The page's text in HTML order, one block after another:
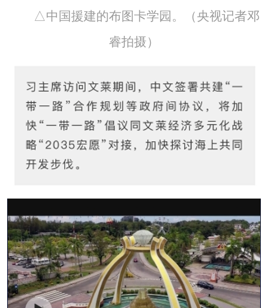
△中国援建的布图卡学园。（央视记者邓
睿拍摄）